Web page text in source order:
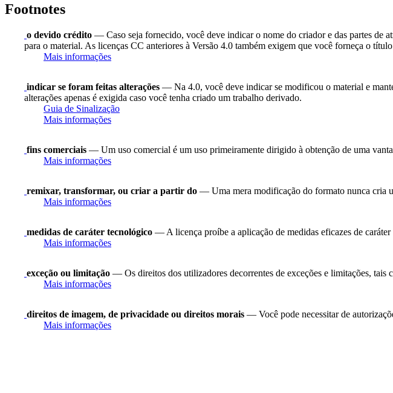
Footnotes
o devido crédito — Caso seja fornecido, você deve indicar o nome do criador e das partes de
para o material. As licenças CC anteriores à Versão 4.0 também exigem que você forneça o
Mais informações
indicar se foram feitas alterações — Na 4.0, você deve indicar se modificou o material e
alterações apenas é exigida caso você tenha criado um trabalho derivado.
Guia de Sinalização
Mais informações
fins comerciais — Um uso comercial é um uso primeiramente dirigido à obtenção de uma
Mais informações
remixar, transformar, ou criar a partir do — Uma mera modificação do formato nunca cria
Mais informações
medidas de caráter tecnológico — A licença proíbe a aplicação de medidas eficazes de
Mais informações
exceção ou limitação — Os direitos dos utilizadores decorrentes de exceções e limitações,
Mais informações
direitos de imagem, de privacidade ou direitos morais — Você pode necessitar de
Mais informações